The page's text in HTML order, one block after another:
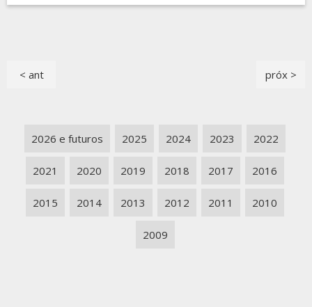
< ant próx >
2026 e futuros 2025 2024 2023 2022
2021 2020 2019 2018 2017 2016
2015 2014 2013 2012 2011 2010
2009